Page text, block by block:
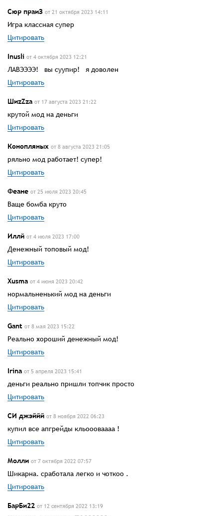
Сюр праиЗ от 21 октября 2023 14:11
Игра классная супер
Цитировать
Inusli от 4 октября 2023 12:21
ЛАВЭЭЭЭ! вы суупир! я доволен
Цитировать
ШиzZza от 17 августа 2023 21:22
крутой мод на деньги
Цитировать
Конопляных от 8 августа 2023 21:05
ряльно мод работает! супер!
Цитировать
Феане от 25 июля 2023 20:45
Ваще бомба круто
Цитировать
Иллй от 4 июля 2023 17:00
Денежный топовый мод!
Цитировать
Xusma от 4 июня 2023 20:42
нормальненький мод на деньги
Цитировать
Gant от 8 мая 2023 15:22
Реально хороший денежный мод!
Цитировать
Irina от 5 апреля 2023 15:41
деньги реально пришли топчик просто
Цитировать
СИ джэййй от 8 ноября 2022 06:23
купил все апгрейды кльоооваааа !
Цитировать
Молли от 7 октября 2022 07:57
Шикарна. сработала легко и чоткоо .
Цитировать
БарБи22 от 12 сентября 2022 13:19